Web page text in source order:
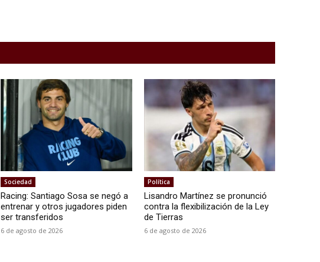
Sociedad
Racing: Santiago Sosa se negó a
entrenar y otros jugadores piden
ser transferidos
6 de agosto de 2026
Política
Lisandro Martínez se pronunció
contra la flexibilización de la Ley
de Tierras
6 de agosto de 2026